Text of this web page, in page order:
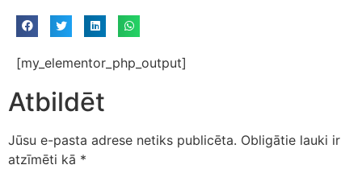
[my_elementor_php_output]
Atbildēt
Jūsu e-pasta adrese netiks publicēta. Obligātie lauki ir
atzīmēti kā *